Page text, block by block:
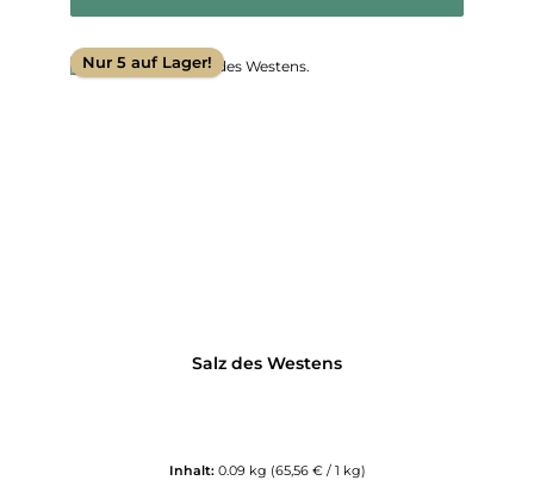
Nur 5 auf Lager!
Salz des Westens
Inhalt: 0.09 kg (65,56 € / 1 kg)